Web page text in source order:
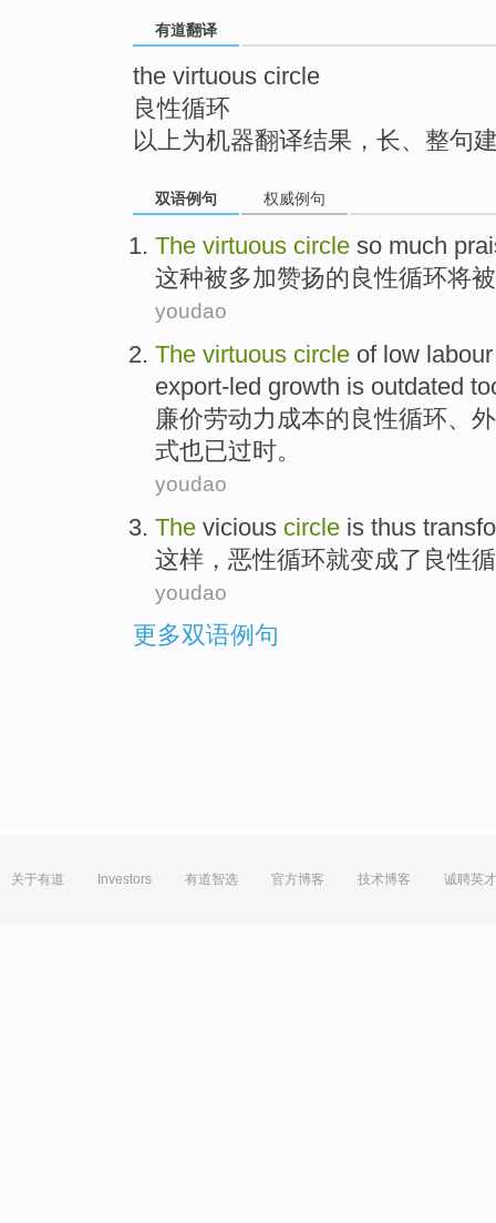
有道翻译
the virtuous circle
良性循环
以上为机器翻译结果，长、整句
双语例句 权威例句
The virtuous circle so much
这种被多加赞扬的 良性循环将被
youdao
The virtuous circle oflow labour
export-led growth is outdated
廉价劳动力 成本的 良性循环、
式也已过时。
youdao
The vicious circle is thus
这样 ， 恶性循环就变成了 良性
youdao
更多双语例句
关于有道 Investors 有道智选 官方博客 技术博客 诚聘英才